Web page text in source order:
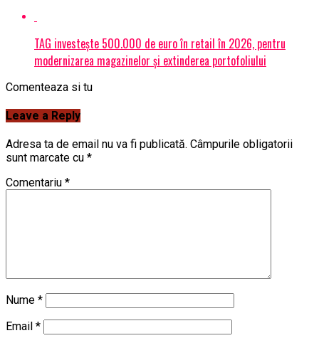
TAG investește 500.000 de euro în retail în 2026, pentru
modernizarea magazinelor și extinderea portofoliului
Comenteaza si tu
Leave a Reply
Adresa ta de email nu va fi publicată. Câmpurile obligatorii
sunt marcate cu *
Comentariu *
Nume *
Email *